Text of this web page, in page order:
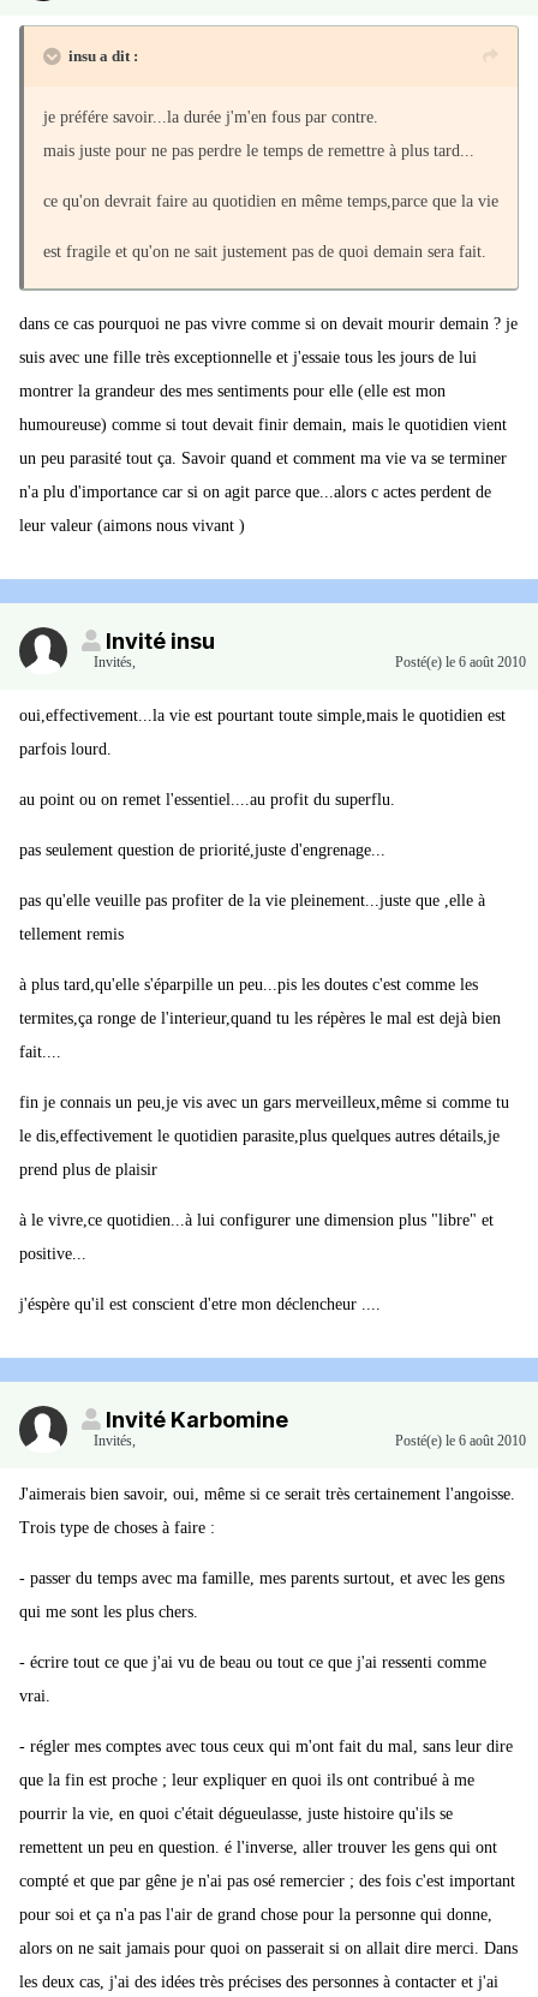
insu a dit :
je préfére savoir...la durée j'm'en fous par contre.
mais juste pour ne pas perdre le temps de remettre à plus tard...
ce qu'on devrait faire au quotidien en même temps,parce que la vie
est fragile et qu'on ne sait justement pas de quoi demain sera fait.
dans ce cas pourquoi ne pas vivre comme si on devait mourir demain ? je
suis avec une fille très exceptionnelle et j'essaie tous les jours de lui
montrer la grandeur des mes sentiments pour elle (elle est mon
humoureuse) comme si tout devait finir demain, mais le quotidien vient
un peu parasité tout ça. Savoir quand et comment ma vie va se terminer
n'a plu d'importance car si on agit parce que...alors c actes perdent de
leur valeur (aimons nous vivant )
Invité insu
Invités, Posté(e) le 6 août 2010
oui,effectivement...la vie est pourtant toute simple,mais le quotidien est
parfois lourd.
au point ou on remet l'essentiel....au profit du superflu.
pas seulement question de priorité,juste d'engrenage...
pas qu'elle veuille pas profiter de la vie pleinement...juste que ,elle à
tellement remis
à plus tard,qu'elle s'éparpille un peu...pis les doutes c'est comme les
termites,ça ronge de l'interieur,quand tu les répères le mal est dejà bien
fait....
fin je connais un peu,je vis avec un gars merveilleux,même si comme tu
le dis,effectivement le quotidien parasite,plus quelques autres détails,je
prend plus de plaisir
à le vivre,ce quotidien...à lui configurer une dimension plus "libre" et
positive...
j'éspère qu'il est conscient d'etre mon déclencheur ....
Invité Karbomine
Invités, Posté(e) le 6 août 2010
J'aimerais bien savoir, oui, même si ce serait très certainement l'angoisse.
Trois type de choses à faire :
- passer du temps avec ma famille, mes parents surtout, et avec les gens
qui me sont les plus chers.
- écrire tout ce que j'ai vu de beau ou tout ce que j'ai ressenti comme
vrai.
- régler mes comptes avec tous ceux qui m'ont fait du mal, sans leur dire
que la fin est proche ; leur expliquer en quoi ils ont contribué à me
pourrir la vie, en quoi c'était dégueulasse, juste histoire qu'ils se
remettent un peu en question. é l'inverse, aller trouver les gens qui ont
compté et que par gêne je n'ai pas osé remercier ; des fois c'est important
pour soi et ça n'a pas l'air de grand chose pour la personne qui donne,
alors on ne sait jamais pour quoi on passerait si on allait dire merci. Dans
les deux cas, j'ai des idées très précises des personnes à contacter et j'ai